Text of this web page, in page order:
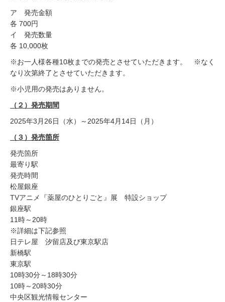
ア 発売金額
各 700円
イ 発売数量
各 10,000枚
※お一人様各種10枚までの発売とさせていただきます。 ※なく
なり次第終了とさせていただきます。
※小児用の発売はありません。
（２）発売期間
2025年3月26日（水）～2025年4月14日（月）
（３）発売箇所
発売箇所
最寄り駅
発売時間
松屋銀座
TVアニメ『薬屋のひとりごと』展 特設ショップ
銀座駅
11時～20時
※詳細は下記参照
日テレ屋 汐留店及び東京駅店
新橋駅
東京駅
10時30分～18時30分
10時～20時30分
中央区観光情報センター